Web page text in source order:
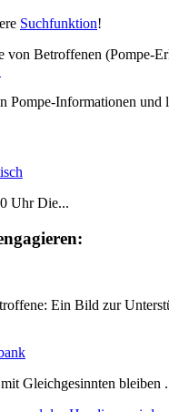
Suchfunktion!
von Betroffenen (Pompe-
Pompe-Informationen und
Uhr Die...
Ein Bild zur
Gleichgesinnten bleiben